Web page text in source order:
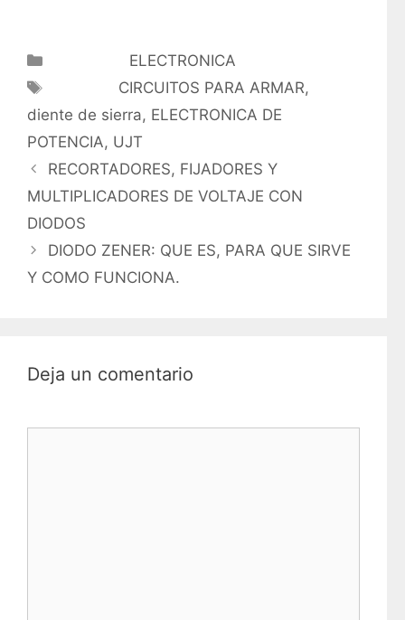
CategoríasELECTRONICA
EtiquetasCIRCUITOS PARA ARMAR,
diente de sierra, ELECTRONICA DE
POTENCIA, UJT
RECORTADORES, FIJADORES Y
MULTIPLICADORES DE VOLTAJE CON
DIODOS
DIODO ZENER: QUE ES, PARA QUE SIRVE
Y COMO FUNCIONA.
Deja un comentario